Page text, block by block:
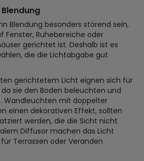
Blendung besonders störend sein,
Fenster, Ruhebereiche oder
gerichtet ist. Deshalb ist es
die die Lichtabgabe gut
gerichtetem Licht eignen sich für
sie den Boden beleuchten und
Wandleuchten mit doppelter
einen dekorativen Effekt, sollten
werden, die die Sicht nicht
Diffusor machen das Licht
Terrassen oder Veranden